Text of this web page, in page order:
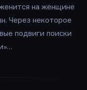
на женщине
Через некоторое
подвиги поиски